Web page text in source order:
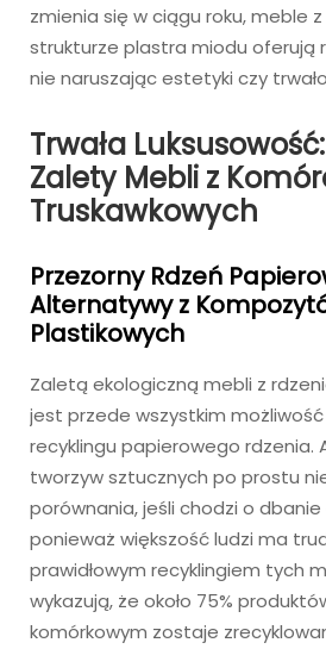
zmienia się w ciągu roku, meble
strukturze plastra miodu oferują
nie naruszając estetyki czy
Trwała
Zalety Mebli z
Truskawkowych
Przezorny Rdzeń
Alternatywy z
Plastikowych
Zaletą ekologiczną mebli z
jest przede wszystkim
recyklingu papierowego rdzenia.
tworzyw sztucznych po prostu
porównania, jeśli chodzi o
ponieważ większość ludzi ma
prawidłowym recyklingiem tych
wykazują, że około 75%
komórkowym zostaje